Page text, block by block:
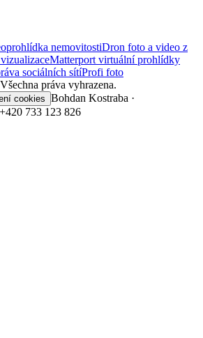
nemovitostiDron foto a video z
Matterport virtuální prohlídky
sociálních sítíProfi foto
Všechna práva vyhrazena.
cookies
Bohdan Kostraba ·
733 123 826